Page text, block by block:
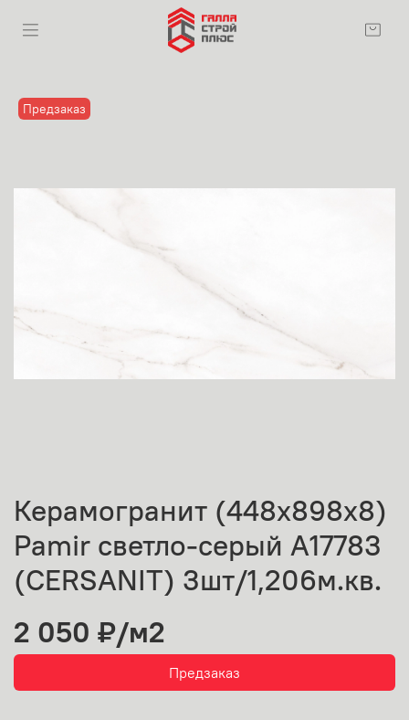
Предзаказ
Керамогранит (448х898х8)
Pamir светло-серый A17783
(CERSANIT) 3шт/1,206м.кв.
2 050 ₽/м2
Предзаказ